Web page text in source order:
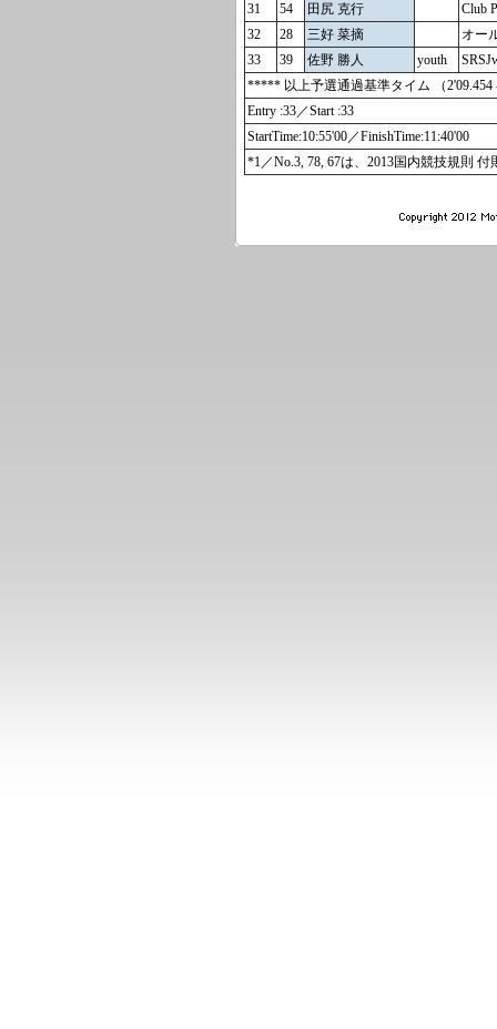
31
54 田尻 克行
Club
32
28 三好 菜摘
オー
33
39 佐野 勝人 youth
***** 以上予選通過基準タイム （
Entry :33／Start :33
StartTime:10:55'00／FinishTime:11:40'00
*1／No.3, 78, 67は、2013国内競技規則